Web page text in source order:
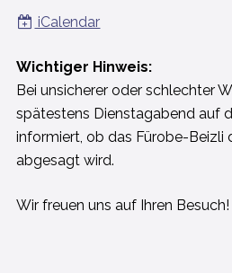
iCalendar
Wichtiger Hinweis:
Bei unsicherer oder schlechter
spätestens Dienstagabend auf
informiert, ob das Fürobe-Beizli
abgesagt wird.
Wir freuen uns auf Ihren Besuch!